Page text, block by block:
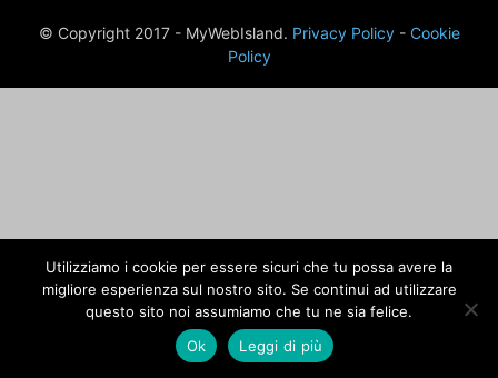
© Copyright 2017 - MyWebIsland. Privacy Policy- Cookie
Policy
Utilizziamo i cookie per essere sicuri che tu possa avere la
migliore esperienza sul nostro sito. Se continui ad utilizzare
questo sito noi assumiamo che tu ne sia felice.
Ok
Leggi di più